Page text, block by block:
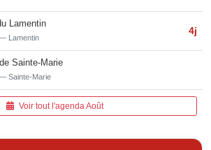
Lamentin
Lamentin
4j
Sainte-Marie
Sainte-Marie
Voir tout l'agenda Août